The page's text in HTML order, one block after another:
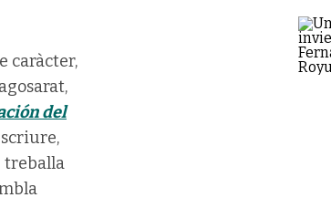
caràcter,
del
treballa